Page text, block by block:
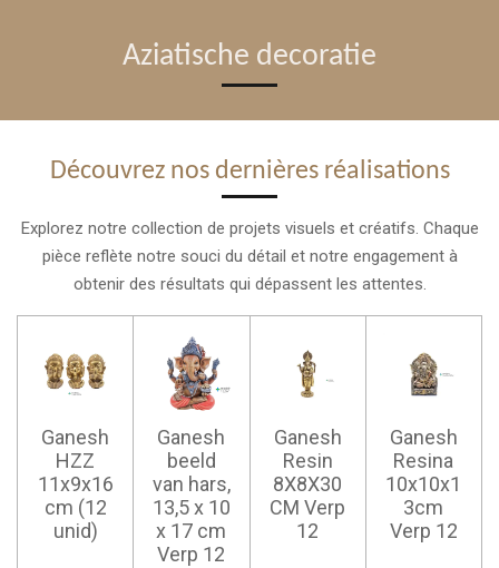
Aziatische decoratie
Découvrez nos dernières réalisations
Explorez notre collection de projets visuels et créatifs. Chaque
pièce reflète notre souci du détail et notre engagement à
obtenir des résultats qui dépassent les attentes.
Ganesh
HZZ
11x9x16
cm (12
unid)
Ganesh
beeld
van hars,
13,5 x 10
x 17 cm
Verp 12
Ganesh
Resin
8X8X30
CM Verp
12
Ganesh
Resina
10x10x1
3cm
Verp 12